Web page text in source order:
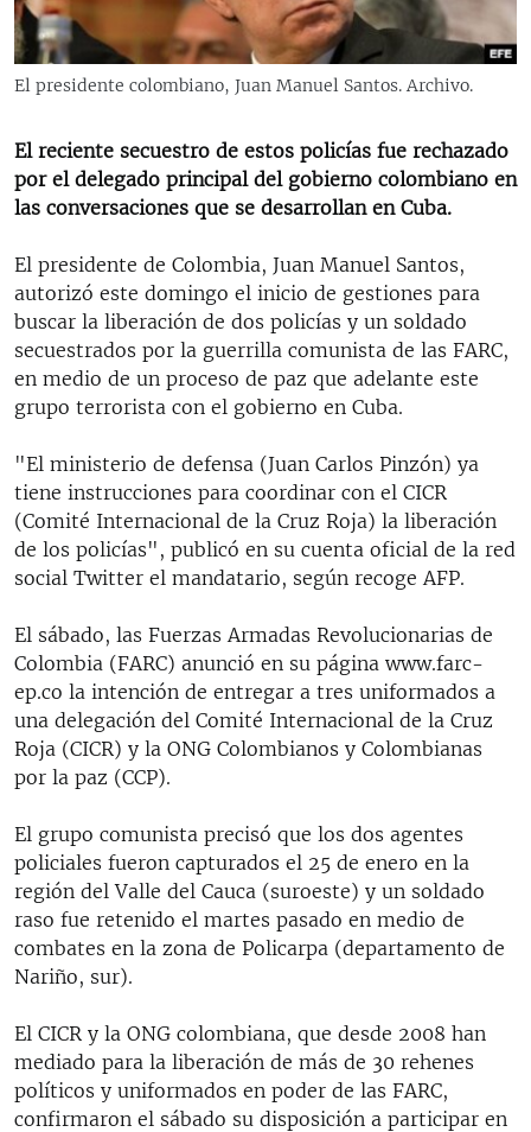
RADIO MARTÍ
ESPECIALES
LA REALIDAD DE LA VIVIENDA EN CUBA
SER VIEJO EN CUBA
LOS SANTOS DE HIALEAH
DESINFORMACIÓN RUSA EN AMÉRICA LATINA
LA INVASIÓN DE RUSIA A UCRANIA
EDITORIALES
SÍGUENOS
El presidente colombiano, Juan Manuel Santos. Archivo.
El reciente secuestro de estos policías fue rechazado
por el delegado principal del gobierno colombiano en
las conversaciones que se desarrollan en Cuba.
El presidente de Colombia, Juan Manuel Santos,
autorizó este domingo el inicio de gestiones para
buscar la liberación de dos policías y un soldado
secuestrados por la guerrilla comunista de las FARC,
en medio de un proceso de paz que adelante este
grupo terrorista con el gobierno en Cuba.
"El ministerio de defensa (Juan Carlos Pinzón) ya
tiene instrucciones para coordinar con el CICR
(Comité Internacional de la Cruz Roja) la liberación
de los policías", publicó en su cuenta oficial de la red
social Twitter el mandatario, según recoge AFP.
El sábado, las Fuerzas Armadas Revolucionarias de
Colombia (FARC) anunció en su página www.farc-
ep.co la intención de entregar a tres uniformados a
una delegación del Comité Internacional de la Cruz
Roja (CICR) y la ONG Colombianos y Colombianas
por la paz (CCP).
El grupo comunista precisó que los dos agentes
policiales fueron capturados el 25 de enero en la
región del Valle del Cauca (suroeste) y un soldado
raso fue retenido el martes pasado en medio de
combates en la zona de Policarpa (departamento de
Nariño, sur).
El CICR y la ONG colombiana, que desde 2008 han
mediado para la liberación de más de 30 rehenes
políticos y uniformados en poder de las FARC,
confirmaron el sábado su disposición a participar en